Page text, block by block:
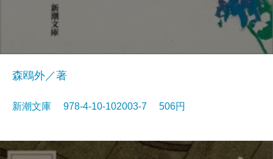
森鴎外／著
新潮文庫 978-4-10-102003-7 506円